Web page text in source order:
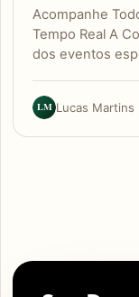
Acompanhe
Tempo Real A
dos eventos
LM Lucas Martins